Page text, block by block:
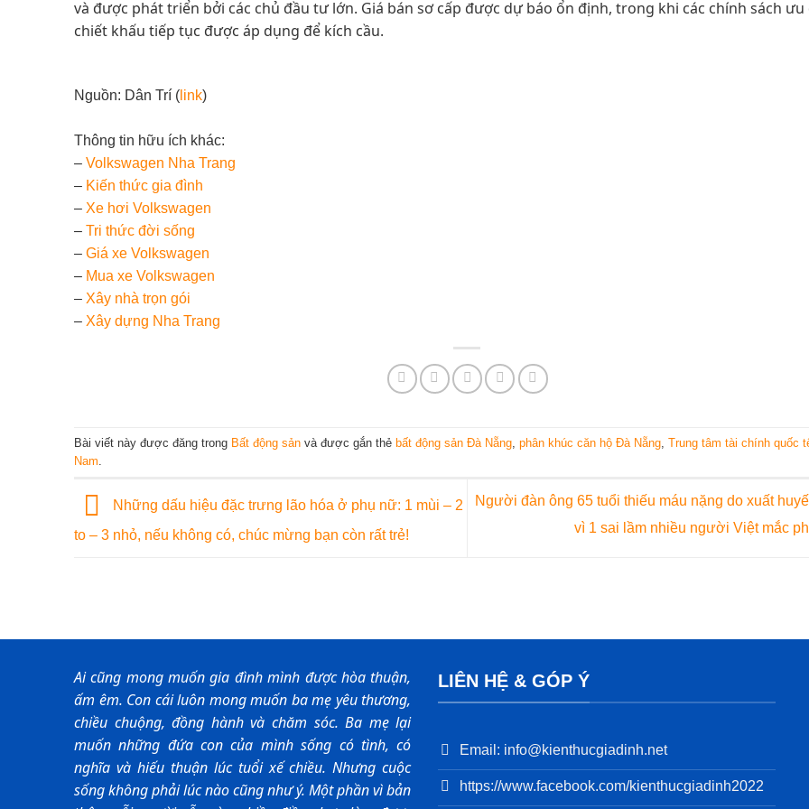
và được phát triển bởi các chủ đầu tư lớn. Giá bán sơ cấp được dự báo ổn định, trong khi các chính sách ưu
chiết khấu tiếp tục được áp dụng để kích cầu.
Nguồn: Dân Trí ( link)
Thông tin hữu ích khác:
– Volkswagen Nha Trang
– Kiến thức gia đình
– Xe hơi Volkswagen
– Tri thức đời sống
– Giá xe Volkswagen
– Mua xe Volkswagen
– Xây nhà trọn gói
– Xây dựng Nha Trang
Bài viết này được đăng trong Bất động sản và được gắn thẻ bất động sản Đà Nẵng phân khúc căn hộ Đà Nẵng Trung tâm tài chính quốc
Nam
Những dấu hiệu đặc trưng lão hóa ở phụ nữ: 1 mùi – 2
to – 3 nhỏ, nếu không có, chúc mừng bạn còn rất trẻ!
Người đàn ông 65 tuổi thiếu máu nặng do xuất
vì 1 sai lầm nhiều người Việt mắc
Ai cũng mong muốn gia đình mình được hòa thuận,
ấm êm. Con cái luôn mong muốn ba mẹ yêu thương,
chiều chuộng, đồng hành và chăm sóc. Ba mẹ lại
muốn những đứa con của mình sống có tình, có
nghĩa và hiếu thuận lúc tuổi xế chiều. Nhưng cuộc
sống không phải lúc nào cũng như ý. Một phần vì bản
LIÊN HỆ & GÓP Ý
Email: info@kienthucgiadinh.net
https://www.facebook.com/kienthucgiadinh2022